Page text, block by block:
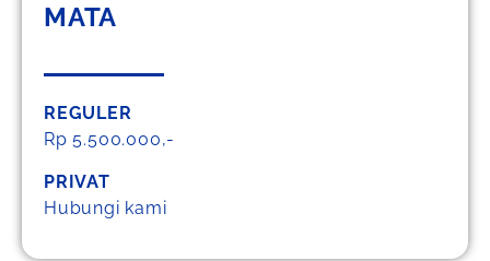
MATA
REGULER
Rp 5.500.000,-
PRIVAT
Hubungi kami